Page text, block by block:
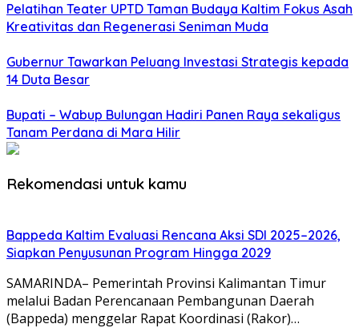
Pelatihan Teater UPTD Taman Budaya Kaltim Fokus Asah
Kreativitas dan Regenerasi Seniman Muda
Gubernur Tawarkan Peluang Investasi Strategis kepada
14 Duta Besar
Bupati – Wabup Bulungan Hadiri Panen Raya sekaligus
Tanam Perdana di Mara Hilir
Rekomendasi untuk kamu
Bappeda Kaltim Evaluasi Rencana Aksi SDI 2025–2026,
Siapkan Penyusunan Program Hingga 2029
SAMARINDA– Pemerintah Provinsi Kalimantan Timur
melalui Badan Perencanaan Pembangunan Daerah
(Bappeda) menggelar Rapat Koordinasi (Rakor)…